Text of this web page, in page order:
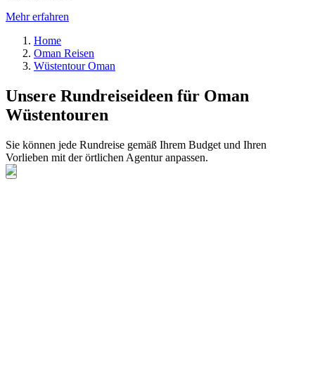
Mehr erfahren
Home
Oman Reisen
Wüstentour Oman
Unsere Rundreiseideen für Oman
Wüstentouren
Sie können jede Rundreise gemäß Ihrem Budget und Ihren
Vorlieben mit der örtlichen Agentur anpassen.